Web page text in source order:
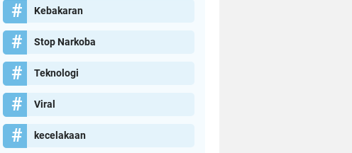
Kebakaran
Stop Narkoba
Teknologi
Viral
kecelakaan